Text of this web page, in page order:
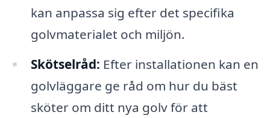
kan anpassa sig efter det specifika
golvmaterialet och miljön.
Skötselråd: Efter installationen kan en
golvläggare ge råd om hur du bäst
sköter om ditt nya golv för att